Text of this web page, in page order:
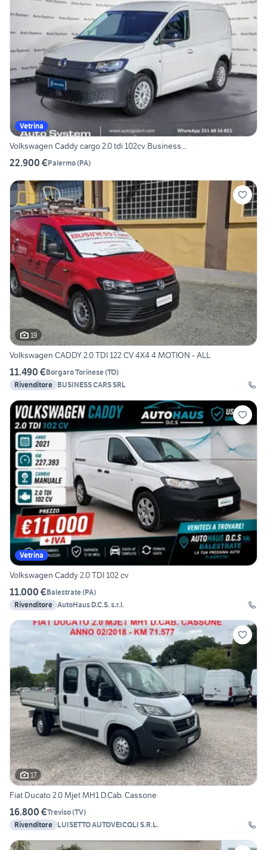
Vetrina
Volkswagen Caddy cargo 2.0 tdi 102cv Business...
22.900 €Palermo(PA)
19
Volkswagen CADDY 2.0 TDI 122 CV 4X4 4 MOTION - ALL
11.490 €Borgaro Torinese(TO)
Rivenditore BUSINESS CARS SRL
Vetrina
Volkswagen Caddy 2.0 TDI 102 cv
11.000 €Balestrate(PA)
Rivenditore AutoHaus D.C.S. s.r.l.
17
Fiat Ducato 2.0 Mjet MH1 D.Cab. Cassone
16.800 €Treviso(TV)
Rivenditore LUISETTO AUTOVEICOLI S.R.L.